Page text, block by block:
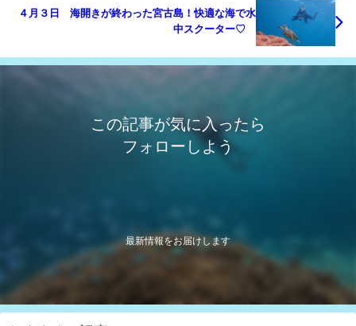
４月３日 海開きが終わった宮古島！快適な海で水
中スクーター♡
この記事が気に入ったら
フォローしよう
最新情報をお届けします